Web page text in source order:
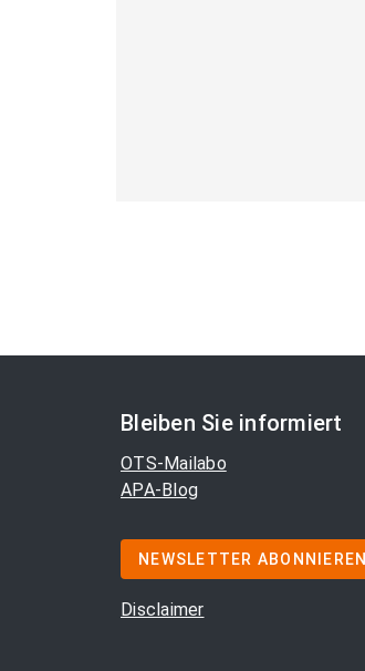
Bleiben Sie informiert
OTS-Mailabo
APA-Blog
NEWSLETTER ABONNIEREN
Disclaimer